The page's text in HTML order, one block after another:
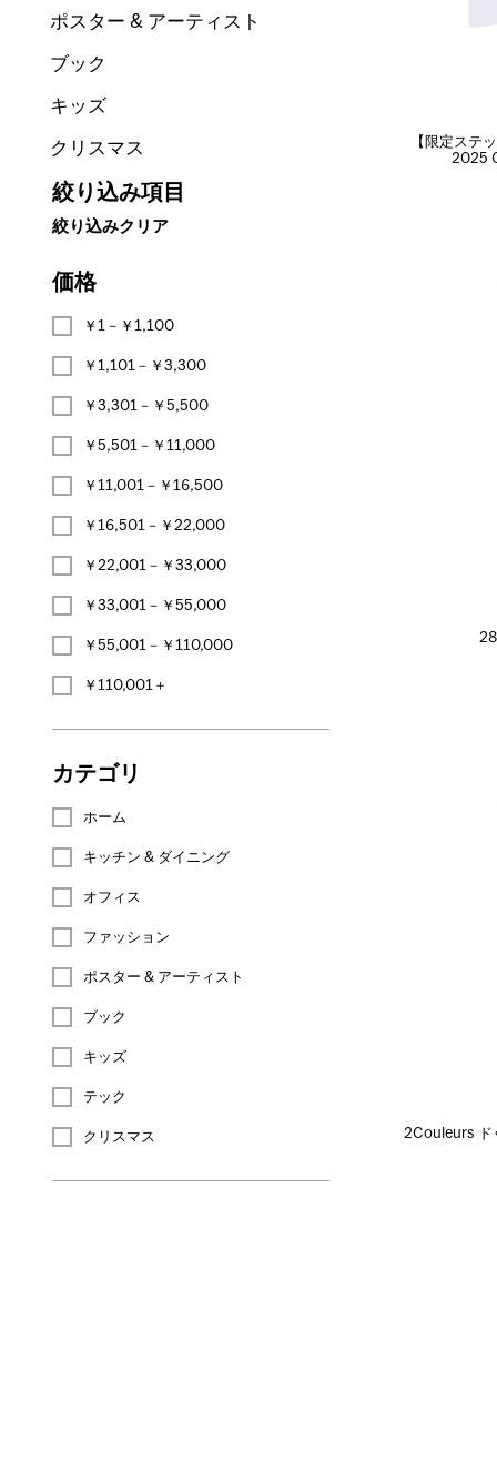
【限定ステ
2025
2Couleurs ド
ポスター & アーティスト
ブック
キッズ
クリスマス
絞り込み項目
絞り込みクリア
価格
￥1－￥1,100
￥1,101－￥3,300
￥3,301－￥5,500
￥5,501－￥11,000
￥11,001－￥16,500
￥16,501－￥22,000
￥22,001－￥33,000
￥33,001－￥55,000
￥55,001－￥110,000
￥110,001＋
カテゴリ
ホーム
キッチン & ダイニング
オフィス
ファッション
ポスター & アーティスト
ブック
キッズ
テック
クリスマス